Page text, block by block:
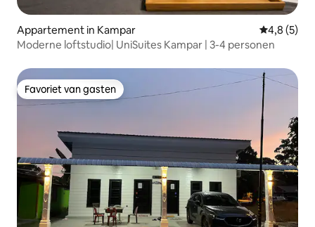
Appartement in Kampar
4,8 (5)
Moderne loftstudio| UniSuites Kampar | 3-4 personen
Favoriet van gasten
Favoriet van gasten